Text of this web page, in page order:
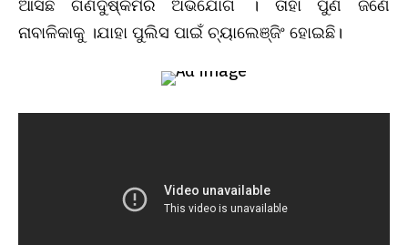
ଆସିଛି ଗଣଦୁଷ୍କର୍ମର ଅଭିଯୋଗ । ତାହା ପୁଣି ଜଣେ
ନାବାଳିକାକୁ ।ଯାହା ପୁଲିସ ପାଇଁ ଚ୍ୟାଲେଞ୍ଜିଂ ହୋଇଛି।